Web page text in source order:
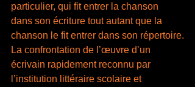
particulier, qui fit entrer la chanson
dans son écriture tout autant que la
chanson le fit entrer dans son répertoire.
La confrontation de l’œuvre d’un
écrivain rapidement reconnu par
l’institution littéraire scolaire et